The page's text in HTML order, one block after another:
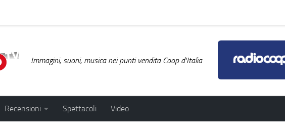
Immagini, suoni, musica nei punti vendita Coop d'Italia
Recensioni Spettacoli Video